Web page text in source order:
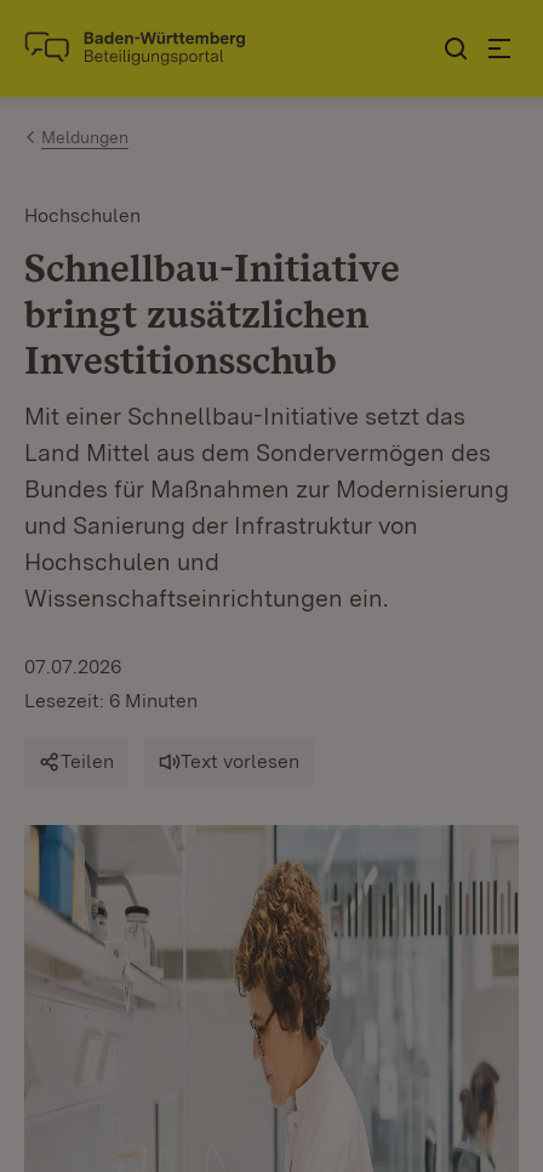
Zum Inhalt springen
Link zur Startseite
Meldungen
Hochschulen
Schnellbau-Initiative
bringt zusätzlichen
Investitionsschub
Mit einer Schnellbau-Initiative setzt das
Land Mittel aus dem Sondervermögen des
Bundes für Maßnahmen zur Modernisierung
und Sanierung der Infrastruktur von
Hochschulen und
Wissenschaftseinrichtungen ein.
07.07.2026
Lesezeit: 6 Minuten
Teilen Text vorlesen